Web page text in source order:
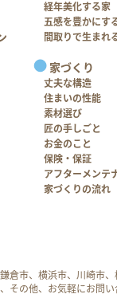
経年美化する家
五感を豊かにす
間取りで生まれ
家づくり
丈夫な構造
住まいの性能
素材選び
匠の手しごと
お金のこと
保険・保証
アフターメンテ
家づくりの流れ
倉市、横浜市、川崎市
その他、お気軽にお問